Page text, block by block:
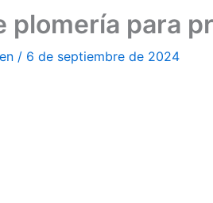
plomería para
/ 6 de septiembre de 2024